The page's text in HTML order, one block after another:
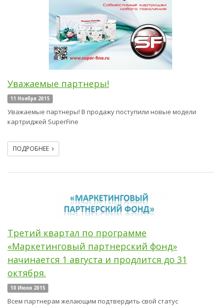
Уважаемые партнеры!
11 Ноября 2015
Уважаемые партнеры! В продажу поступили новые модели
картриджей SuperFine
ПОДРОБНЕЕ
Третий квартал по программе
«Маркетинговый партнерский фонд»
начинается 1 августа и продлится до 31
октября.
10 Июня 2015
Всем партнерам желающим подтвердить свой статус